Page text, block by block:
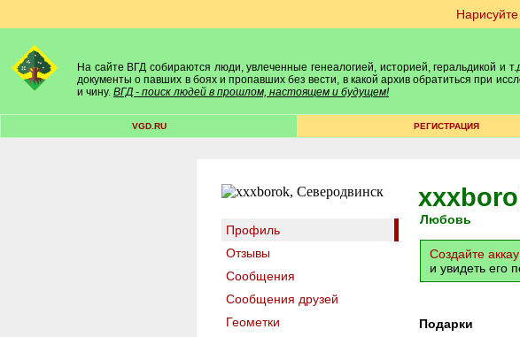
На сайте ВГД собираются люди, увлеченные генеалогией, историей, геральдикой и
документы о павших в боях и пропавших без вести, в какой архив обратиться при
и чину. ВГД - поиск людей в прошлом, настоящем и будущем!
VGD.RU РЕГИСТРАЦИЯ
Профиль
Отзывы
Сообщения
Сообщения друзей
Геометки
Любовь
Создайте
и увидеть его
Подарки